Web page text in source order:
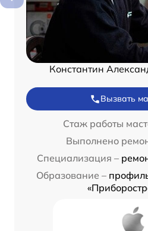
Константин
Вызвать
Стаж работы
Выполнено
Специализация –
Образование –